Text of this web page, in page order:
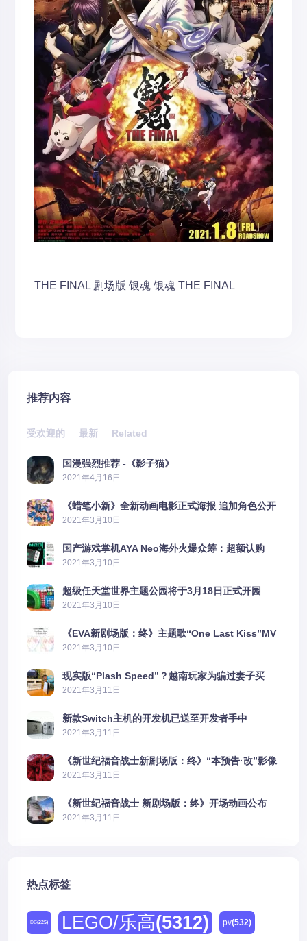
THE FINAL 剧场版 银魂 银魂 THE FINAL
推荐内容
受欢迎的 最新 Related
国漫强烈推荐 -《影子猫》
2021年4月16日
《蜡笔小新》全新动画电影正式海报 追加角色公开
2021年3月10日
国产游戏掌机AYA Neo海外火爆众筹：超额认购
2606%
2021年3月10日
超级任天堂世界主题公园将于3月18日正式开园
2021年3月10日
《EVA新剧场版：终》主题歌“One Last Kiss”MV
公布
2021年3月10日
现实版“Plash Speed”？越南玩家为骗过妻子买
PS5上演好戏
2021年3月11日
新款Switch主机的开发机已送至开发者手中
2021年3月11日
《新世纪福音战士新剧场版：终》“本预告·改”影像
公开
2021年3月11日
《新世纪福音战士 新剧场版：终》开场动画公布
2021年3月11日
热点标签
DC(225) LEGO/乐高(5312) pv(532)